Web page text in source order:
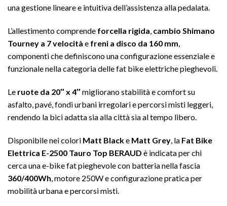
una gestione lineare e intuitiva dell’assistenza alla pedalata.
L’allestimento comprende forcella rigida, cambio Shimano
Tourney a 7 velocità e freni a disco da 160 mm,
componenti che definiscono una configurazione essenziale e
funzionale nella categoria delle fat bike elettriche pieghevoli.
Le ruote da 20″ x 4″migliorano stabilità e comfort su
asfalto, pavé, fondi urbani irregolari e percorsi misti leggeri,
rendendo la bici adatta sia alla città sia al tempo libero.
Disponibile nei colori Matt Blacke Matt Grey, la Fat Bike
Elettrica E-2500 Tauro Top BERAUD è indicata per chi
cerca una e-bike fat pieghevole con batteria nella fascia
360/400Wh, motore 250W e configurazione pratica per
mobilità urbana e percorsi misti.